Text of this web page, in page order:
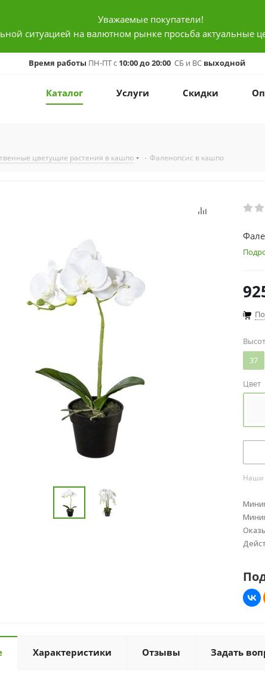
Уважаемые покупатели!
ситуацией на валютном рынке просьба актуальные
Время работы ПН-ПТ с 10:00 до 20:00 СБ и ВС выходной
Каталог Услуги Скидки
цветущие растения в кашпо - Фаленопсис в кашпо
37
Цвет
Наши
Характеристики Отзывы Задать